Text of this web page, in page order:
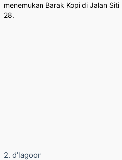
menemukan Barak Kopi di Jalan
28.
2. d’lagoon